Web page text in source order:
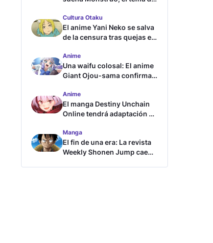
Cultura Otaku
El anime Yani Neko se salva
de la censura tras quejas en
Anime
Una waifu colosal: El anime
Giant Ojou-sama confirma
Anime
El manga Destiny Unchain
Online tendrá adaptación al
Manga
El fin de una era: La revista
Weekly Shonen Jump cae